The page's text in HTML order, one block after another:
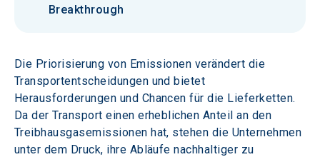
Breakthrough
Die Priorisierung von Emissionen verändert die
Transportentscheidungen und bietet
Herausforderungen und Chancen für die Lieferketten.
Da der Transport einen erheblichen Anteil an den
Treibhausgasemissionen hat, stehen die Unternehmen
unter dem Druck, ihre Abläufe nachhaltiger zu